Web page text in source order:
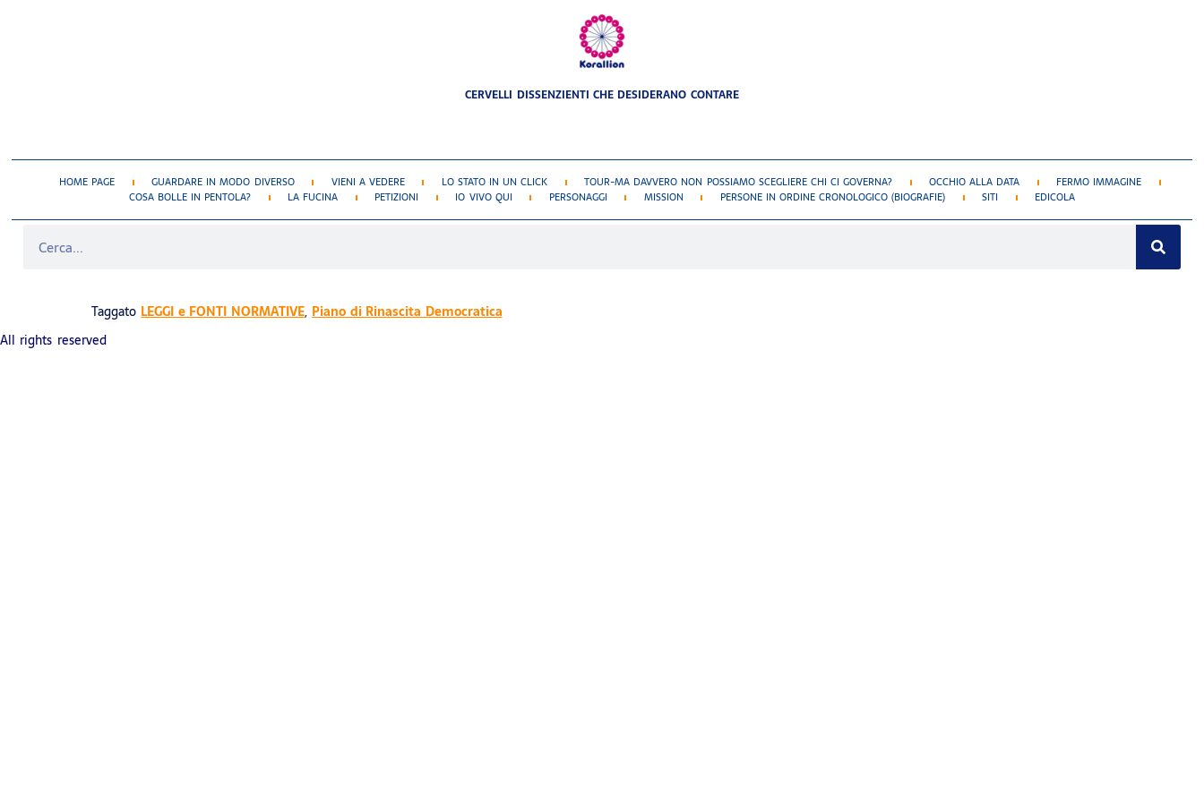
CERVELLI DISSENZIENTI CHE DESIDERANO CONTARE
HOME PAGE GUARDARE IN MODO DIVERSO VIENI A VEDERE LO STATO IN UN CLICK TOUR-MA DAVVERO NON POSSIAMO SCEGLIERE CHI CI GOVERNA? OCCHIO ALLA DATA
FERMO IMMAGINE
COSA BOLLE IN PENTOLA?
LA FUCINA PETIZIONI IO VIVO QUI PERSONAGGI MISSION PERSONE IN ORDINE CRONOLOGICO (BIOGRAFIE) SITI EDICOLA
TaggatoLEGGI e FONTI NORMATIVE,Piano di Rinascita Democratica
All rights reserved